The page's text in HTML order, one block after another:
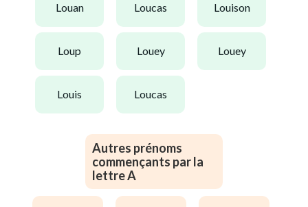
louan loucas louison
loup louey louey
louis loucas
Autres prénoms
commençants par la
lettre A